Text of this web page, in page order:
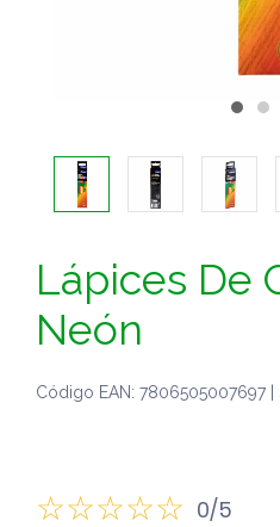
Lápices De
Neón
Código EAN: 7806505007697 |
0/5